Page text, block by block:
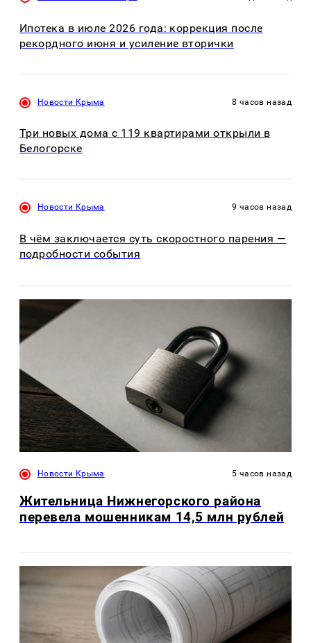
Ипотека в июле 2026 года: коррекция после
рекордного июня и усиление вторички
Новости Крыма 8 часов назад
Три новых дома с 119 квартирами открыли в
Белогорске
Новости Крыма 9 часов назад
В чём заключается суть скоростного парения —
подробности события
Новости Крыма 5 часов назад
Жительница Нижнегорского района
перевела мошенникам 14,5 млн рублей